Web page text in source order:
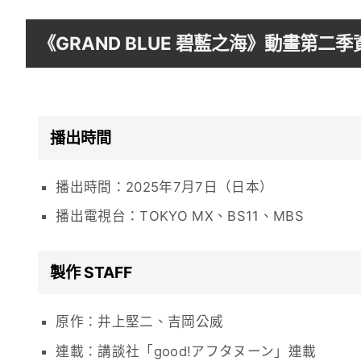
《GRAND BLUE 碧藍之海》動畫第二季
播出時間
播出時間：2025年7月7日（日本）
播出電視台：TOKYO MX、BS11、MBS
製作 STAFF
原作：井上堅二、吉岡公威
連載：講談社「good!アフタヌーン」連載